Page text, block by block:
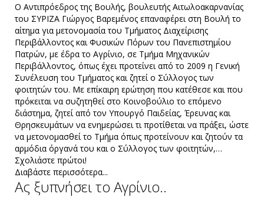
Ο Αντιπρόεδρος της Βουλής, βουλευτής Αιτωλοακαρνανίας
του ΣΥΡΙΖΑ Γιώργος Βαρεμένος επαναφέρει στη Βουλή το
αίτημα για μετονομασία του Τμήματος Διαχείρισης
Περιβάλλοντος και Φυσικών Πόρων του Πανεπιστημίου
Πατρών, με έδρα το Αγρίνιο, σε Τμήμα Μηχανικών
Περιβάλλοντος, όπως έχει προτείνει από το 2009 η Γενική
Συνέλευση του Τμήματος και ζητεί ο Σύλλογος των
φοιτητών του. Με επίκαιρη ερώτηση που κατέθεσε και που
πρόκειται να συζητηθεί στο Κοινοβούλιο το επόμενο
διάστημα, ζητεί από τον Υπουργό Παιδείας, Έρευνας και
Θρησκευμάτων να ενημερώσει τι προτίθεται να πράξει, ώστε
να μετονομασθεί το Τμήμα όπως προτείνουν και ζητούν τα
αρμόδια όργανά του και ο Σύλλογος των φοιτητών,…
Σχολιάστε πρώτοι!
Διαβάστε περισσότερα...
Aς ξυπνήσει το Αγρίνιο..